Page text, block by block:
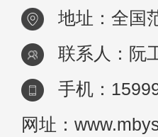
地址：全国
联系人：阮
手机：
网址：